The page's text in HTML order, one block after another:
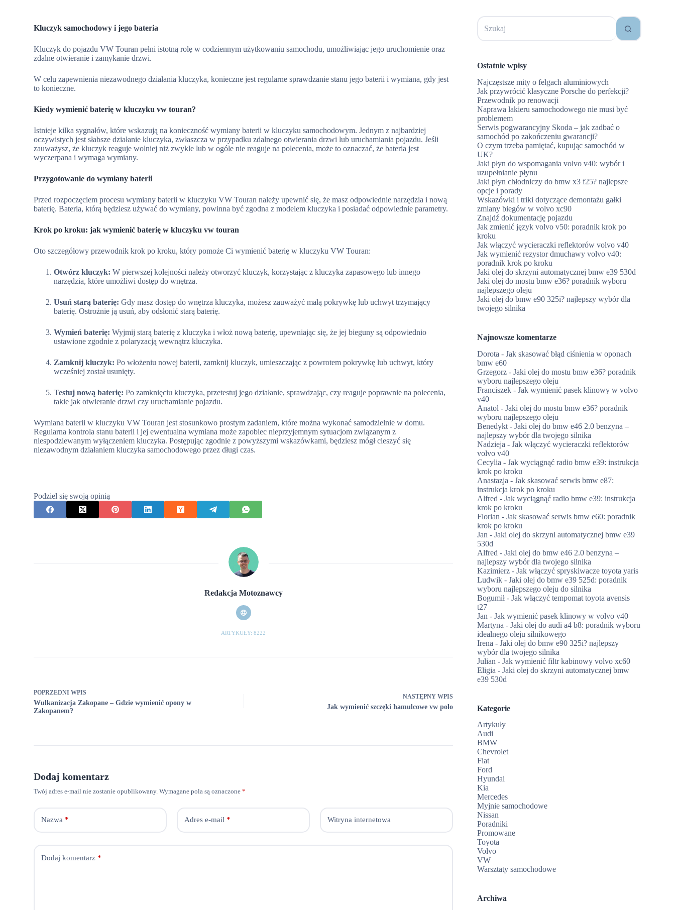
Kluczyk samochodowy i jego bateria
Kluczyk do pojazdu VW Touran pełni istotną rolę w codziennym użytkowaniu samochodu, umożliwiając jego uruchomienie oraz
zdalne otwieranie i zamykanie drzwi.
W celu zapewnienia niezawodnego działania kluczyka, konieczne jest regularne sprawdzanie stanu jego baterii i wymiana, gdy jest
to konieczne.
Kiedy wymienić baterię w kluczyku vw touran?
Istnieje kilka sygnałów, które wskazują na konieczność wymiany baterii w kluczyku samochodowym. Jednym z najbardziej
oczywistych jest słabsze działanie kluczyka, zwłaszcza w przypadku zdalnego otwierania drzwi lub uruchamiania pojazdu. Jeśli
zauważysz, że kluczyk reaguje wolniej niż zwykle lub w ogóle nie reaguje na polecenia, może to oznaczać, że bateria jest
wyczerpana i wymaga wymiany.
Przygotowanie do wymiany baterii
Przed rozpoczęciem procesu wymiany baterii w kluczyku VW Touran należy upewnić się, że masz odpowiednie narzędzia i nową
baterię. Bateria, którą będziesz używać do wymiany, powinna być zgodna z modelem kluczyka i posiadać odpowiednie parametry.
Krok po kroku: jak wymienić baterię w kluczyku vw touran
Oto szczegółowy przewodnik krok po kroku, który pomoże Ci wymienić baterię w kluczyku VW Touran:
Otwórz kluczyk: W pierwszej kolejności należy otworzyć kluczyk, korzystając z kluczyka zapasowego lub innego
narzędzia, które umożliwi dostęp do wnętrza.
Usuń starą baterię: Gdy masz dostęp do wnętrza kluczyka, możesz zauważyć małą pokrywkę lub uchwyt trzymający
baterię. Ostrożnie ją usuń, aby odsłonić starą baterię.
Wymień baterię: Wyjmij starą baterię z kluczyka i włoż nową baterię, upewniając się, że jej bieguny są odpowiednio
ustawione zgodnie z polaryzacją wewnątrz kluczyka.
Zamknij kluczyk: Po włożeniu nowej baterii, zamknij kluczyk, umieszczając z powrotem pokrywkę lub uchwyt, który
wcześniej został usunięty.
Testuj nową baterię: Po zamknięciu kluczyka, przetestuj jego działanie, sprawdzając, czy reaguje poprawnie na polecenia,
takie jak otwieranie drzwi czy uruchamianie pojazdu.
Wymiana baterii w kluczyku VW Touran jest stosunkowo prostym zadaniem, które można wykonać samodzielnie w domu.
Regularna kontrola stanu baterii i jej ewentualna wymiana może zapobiec nieprzyjemnym sytuacjom związanym z
niespodziewanym wyłączeniem kluczyka. Postępując zgodnie z powyższymi wskazówkami, będziesz mógł cieszyć się
niezawodnym działaniem kluczyka samochodowego przez długi czas.
Podziel się swoją opinią
Redakcja Motoznawcy
ARTYKUŁY: 8222
POPRZEDNIWPIS
Wulkanizacja Zakopane – Gdzie wymienić opony w
Zakopanem?
NASTĘPNY WPIS
Jak wymienić szczęki hamulcowe vw polo
Dodaj komentarz
Twój adres e-mail nie zostanie opublikowany. Wymagane pola są oznaczone*
Nazwa * Adres e-mail * Witryna internetowa
Dodaj komentarz *
Brak
wyników
Ostatnie wpisy
Najczęstsze mity o felgach aluminiowych
Jak przywrócić klasyczne Porsche do perfekcji?
Przewodnik po renowacji
Naprawa lakieru samochodowego nie musi być
problemem
Serwis pogwarancyjny Skoda – jak zadbać o
samochód po zakończeniu gwarancji?
O czym trzeba pamiętać, kupując samochód w
UK?
Jaki płyn do wspomagania volvo v40: wybór i
uzupełnianie płynu
Jaki płyn chłodniczy do bmw x3 f25? najlepsze
opcje i porady
Wskazówki i triki dotyczące demontażu gałki
zmiany biegów w volvo xc90
Znajdź dokumentację pojazdu
Jak zmienić język volvo v50: poradnik krok po
kroku
Jak włączyć wycieraczki reflektorów volvo v40
Jak wymienić rezystor dmuchawy volvo v40:
poradnik krok po kroku
Jaki olej do skrzyni automatycznej bmw e39 530d
Jaki olej do mostu bmw e36? poradnik wyboru
najlepszego oleju
Jaki olej do bmw e90 325i? najlepszy wybór dla
twojego silnika
Najnowsze komentarze
Dorota -Jak skasować błąd ciśnienia w oponach
bmw e60
Grzegorz -Jaki olej do mostu bmw e36? poradnik
wyboru najlepszego oleju
Franciszek -Jak wymienić pasek klinowy w volvo
v40
Anatol -Jaki olej do mostu bmw e36? poradnik
wyboru najlepszego oleju
Benedykt -Jaki olej do bmw e46 2.0 benzyna –
najlepszy wybór dla twojego silnika
Nadzieja -Jak włączyć wycieraczki reflektorów
volvo v40
Cecylia -Jak wyciągnąć radio bmw e39: instrukcja
krok po kroku
Anastazja -Jak skasować serwis bmw e87:
instrukcja krok po kroku
Alfred -Jak wyciągnąć radio bmw e39: instrukcja
krok po kroku
Florian -Jak skasować serwis bmw e60: poradnik
krok po kroku
Jan -Jaki olej do skrzyni automatycznej bmw e39
530d
Alfred -Jaki olej do bmw e46 2.0 benzyna –
najlepszy wybór dla twojego silnika
Kazimierz -Jak włączyć spryskiwacze toyota yaris
Ludwik -Jaki olej do bmw e39 525d: poradnik
wyboru najlepszego oleju do silnika
Bogumił-Jak włączyć tempomat toyota avensis
t27
Jan -Jak wymienić pasek klinowy w volvo v40
Martyna -Jaki olej do audi a4 b8: poradnik wyboru
idealnego oleju silnikowego
Irena -Jaki olej do bmw e90 325i? najlepszy
wybór dla twojego silnika
Julian -Jak wymienić filtr kabinowy volvo xc60
Eligia -Jaki olej do skrzyni automatycznej bmw
e39 530d
Kategorie
Artykuły
Audi
BMW
Chevrolet
Fiat
Ford
Hyundai
Kia
Mercedes
Myjnie samochodowe
Nissan
Poradniki
Promowane
Toyota
Volvo
VW
Warsztaty samochodowe
Archiwa